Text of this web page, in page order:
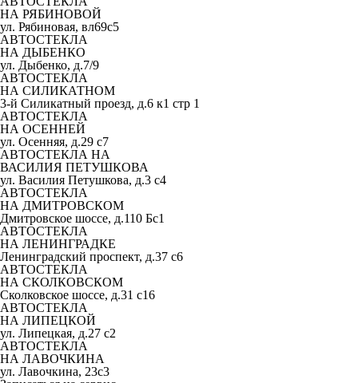
НА РЯБИНОВОЙ
ул. Рябиновая, вл69с5
АВТОСТЕКЛА
НА ДЫБЕНКО
ул. Дыбенко, д.7/9
АВТОСТЕКЛА
НА СИЛИКАТНОМ
3-й Силикатный проезд, д.6 к1 стр 1
АВТОСТЕКЛА
НА ОСЕННЕЙ
ул. Осенняя, д.29 с7
АВТОСТЕКЛА НА
ВАСИЛИЯ ПЕТУШКОВА
ул. Василия Петушкова, д.3 с4
АВТОСТЕКЛА
НА ДМИТРОВСКОМ
Дмитровское шоссе, д.110 Бс1
АВТОСТЕКЛА
НА ЛЕНИНГРАДКЕ
Ленинградский проспект, д.37 c6
АВТОСТЕКЛА
НА СКОЛКОВСКОМ
Сколковское шоссе, д.31 с16
АВТОСТЕКЛА
НА ЛИПЕЦКОЙ
ул. Липецкая, д.27 с2
АВТОСТЕКЛА
НА ЛАВОЧКИНА
ул. Лавочкина, 23с3